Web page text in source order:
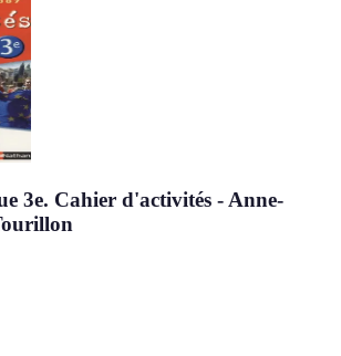
3e. Cahier d'activités - Anne-